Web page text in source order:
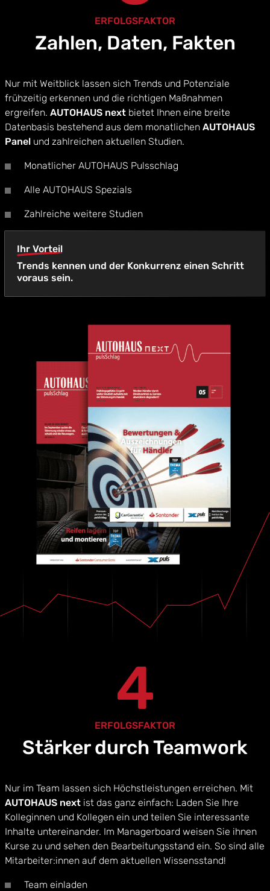
ERFOLGSFAKTOR
Zahlen, Daten, Fakten
Nur mit Weitblick lassen sich Trends und Potenziale
frühzeitig erkennen und die richtigen Maßnahmen
ergreifen. AUTOHAUS next bietet Ihnen eine breite
Datenbasis bestehend aus dem monatlichen AUTOHAUS
Panel und zahlreichen aktuellen Studien.
Monatlicher AUTOHAUS Pulsschlag
Alle AUTOHAUS Spezials
Zahlreiche weitere Studien
Ihr Vorteil
Trends kennen und der Konkurrenz einen Schritt
voraus sein.
4
ERFOLGSFAKTOR
Stärker durch Teamwork
Nur im Team lassen sich Höchstleistungen erreichen. Mit
AUTOHAUS next ist das ganz einfach: Laden Sie Ihre
Kolleginnen und Kollegen ein und teilen Sie interessante
Inhalte untereinander. Im Managerboard weisen Sie ihnen
Kurse zu und sehen den Bearbeitungsstand ein. So sind alle
Mitarbeiter:innen auf dem aktuellen Wissensstand!
Team einladen